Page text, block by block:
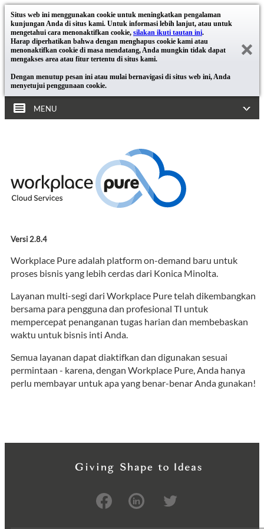
Situs web ini menggunakan cookie untuk meningkatkan pengalaman
kunjungan Anda di situs kami. Untuk informasi lebih lanjut, atau untuk
mengetahui cara menonaktifkan cookie, silakan ikuti tautan ini.
Harap diperhatikan bahwa dengan menghapus cookie kami atau
menonaktifkan cookie di masa mendatang, Anda mungkin tidak dapat
mengakses area atau fitur tertentu di situs kami.
Dengan menutup pesan ini atau mulai bernavigasi di situs web ini, Anda
menyetujui penggunaan cookie.
MENU
Versi 2.8.4
Workplace Pure adalah platform on-demand baru untuk
proses bisnis yang lebih cerdas dari Konica Minolta.
Layanan multi-segi dari Workplace Pure telah dikembangkan
bersama para pengguna dan profesional TI untuk
mempercepat penanganan tugas harian dan membebaskan
waktu untuk bisnis inti Anda.
Semua layanan dapat diaktifkan dan digunakan sesuai
permintaan - karena, dengan Workplace Pure, Anda hanya
perlu membayar untuk apa yang benar-benar Anda gunakan!